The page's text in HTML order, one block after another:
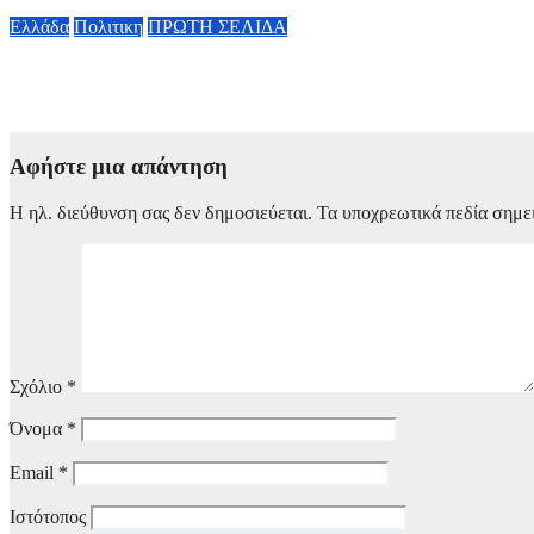
Ελλάδα Πολιτικη ΠΡΩΤΗ ΣΕΛΙΔΑ
Αφήστε μια απάντηση
Η ηλ. διεύθυνση σας δεν δημοσιεύεται. Τα υποχρεωτικά πεδία
Σχόλιο *
Όνομα *
Email *
Ιστότοπος